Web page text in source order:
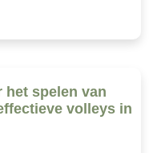
het spelen van
volleys in